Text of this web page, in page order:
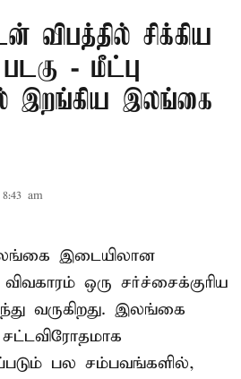
விபத்தில் சிக்கிய
- மீட்பு
இறங்கிய இலங்கை
am
இடையிலான
ஒரு சர்ச்சைக்குரிய
வருகிறது. இலங்கை
பல சம்பவங்களில்,